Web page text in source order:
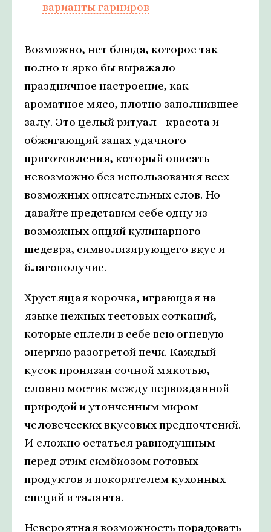
варианты гарниров
Возможно, нет блюда, которое так
полно и ярко бы выражало
праздничное настроение, как
ароматное мясо, плотно заполнившее
залу. Это целый ритуал - красота и
обжигающий запах удачного
приготовления, который описать
невозможно без использования всех
возможных описательных слов. Но
давайте представим себе одну из
возможных опций кулинарного
шедевра, символизирующего вкус и
благополучие.
Хрустящая корочка, играющая на
языке нежных тестовых сотканий,
которые сплели в себе всю огневую
энергию разогретой печи. Каждый
кусок пронизан сочной мякотью,
словно мостик между первозданной
природой и утонченным миром
человеческих вкусовых предпочтений.
И сложно остаться равнодушным
перед этим симбиозом готовых
продуктов и покорителем кухонных
специй и таланта.
Невероятная возможность порадовать